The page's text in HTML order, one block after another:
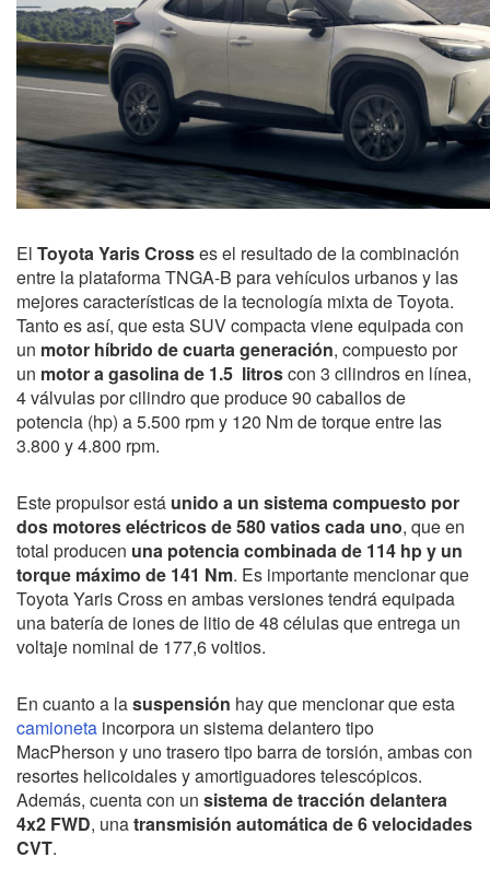
El Toyota Yaris Crosses el resultado de la combinación
entre la plataforma TNGA-B para vehículos urbanos y las
mejores características de la tecnología mixta de Toyota.
Tanto es así, que esta SUV compacta viene equipada con
un motor híbrido de cuarta generación, compuesto por
un motor a gasolina de 1.5 litroscon 3 cilindros en línea,
4 válvulas por cilindro que produce 90 caballos de
potencia (hp) a 5.500 rpm y 120 Nm de torque entre las
3.800 y 4.800 rpm.
Este propulsor está unido a un sistema compuesto por
dos motores eléctricos de 580 vatios cada uno, que en
total producen una potencia combinada de 114 hp y un
torque máximo de 141 Nm. Es importante mencionar que
Toyota Yaris Cross en ambas versiones tendrá equipada
una batería de iones de litio de 48 células que entrega un
voltaje nominal de 177,6 voltios.
En cuanto a lasuspensión hay que mencionar que esta
camioneta incorpora un sistema delantero tipo
MacPherson y uno trasero tipo barra de torsión, ambas con
resortes helicoidales y amortiguadores telescópicos.
Además, cuenta con un sistema de tracción delantera
4x2 FWD, unatransmisión automática de 6 velocidades
CVT.